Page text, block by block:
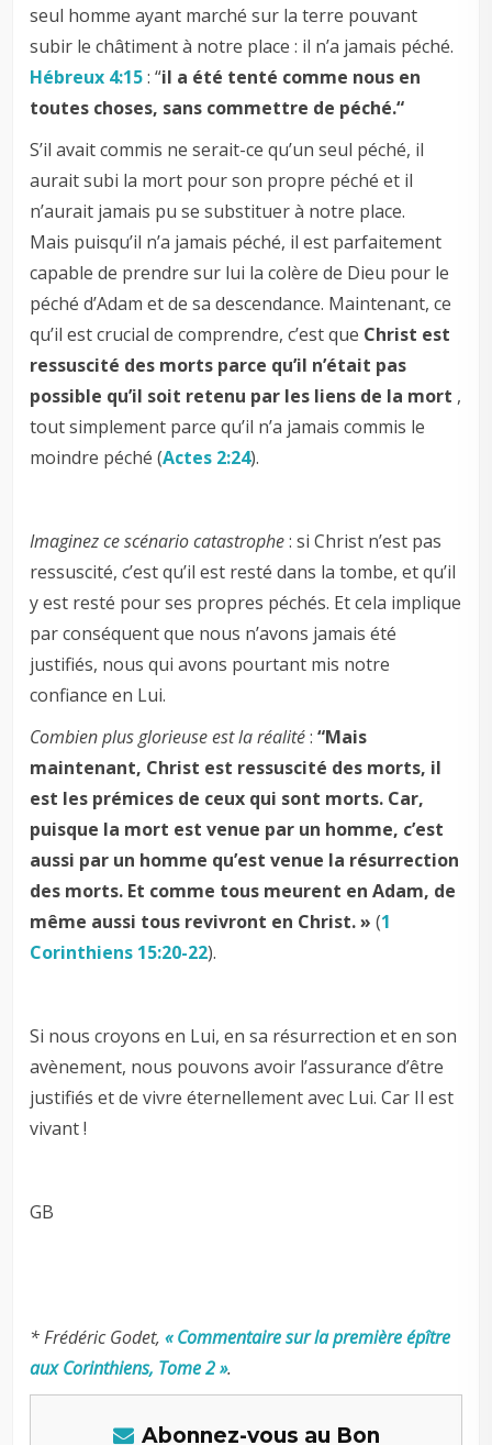
seul homme ayant marché sur la terre pouvant
subir le châtiment à notre place : il n’a jamais péché.
Hébreux 4:15: “il a été tenté comme nous en
toutes choses, sans commettre de péché.“
S’il avait commis ne serait-ce qu’un seul péché, il
aurait subi la mort pour son propre péché et il
n’aurait jamais pu se substituer à notre place.
Mais puisqu’il n’a jamais péché, il est parfaitement
capable de prendre sur lui la colère de Dieu pour le
péché d’Adam et de sa descendance. Maintenant, ce
qu’il est crucial de comprendre, c’est que Christ est
ressuscité des morts parce qu’il n’était pas
possible qu’il soit retenu par les liens de la mort ,
tout simplement parce qu’il n’a jamais commis le
moindre péché (Actes 2:24).
Imaginez ce scénario catastrophe: si Christ n’est pas
ressuscité, c’est qu’il est resté dans la tombe, et qu’il
y est resté pour ses propres péchés. Et cela implique
par conséquent que nous n’avons jamais été
justifiés, nous qui avons pourtant mis notre
confiance en Lui.
Combien plus glorieuse est la réalité:“Mais
maintenant, Christ est ressuscité des morts, il
est les prémices de ceux qui sont morts. Car,
puisque la mort est venue par un homme, c’est
aussi par un homme qu’est venue la résurrection
des morts. Et comme tous meurent en Adam, de
même aussi tous revivront en Christ. » (1
Corinthiens 15:20-22).
Si nous croyons en Lui, en sa résurrection et en son
avènement, nous pouvons avoir l’assurance d’être
justifiés et de vivre éternellement avec Lui. Car Il est
vivant !
GB
* Frédéric Godet,« Commentaire sur la première épître
aux Corinthiens, Tome 2 ».
Abonnez-vous au Bon